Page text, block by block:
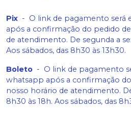
Pix - O link de pagamento será
após a confirmação do pedido
de atendimento. De segunda a
Aos sábados, das 8h30 às 13h30.
Boleto - O link de pagamento
whatsapp após a confirmação
nosso horário de atendimento.
8h30 às 18h. Aos sábados, das